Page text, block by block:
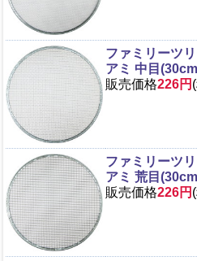
ファミリーツ
アミ 中目
販売価格226円
ファミリーツ
アミ 荒目
販売価格226円